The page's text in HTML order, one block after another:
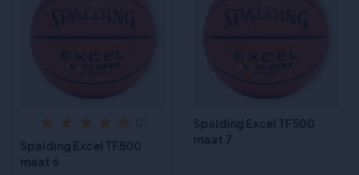
Spalding Excel TF500
maat 6
Spalding Excel TF500
maat 7